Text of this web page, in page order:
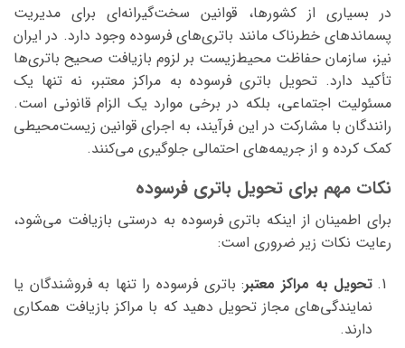
در بسیاری از کشورها، قوانین سخت‌گیرانه‌ای برای مدیریت
پسماندهای خطرناک مانند باتری‌های فرسوده وجود دارد. در ایران
نیز، سازمان حفاظت محیط‌زیست بر لزوم بازیافت صحیح باتری‌ها
تأکید دارد. تحویل باتری فرسوده به مراکز معتبر، نه تنها یک
مسئولیت اجتماعی، بلکه در برخی موارد یک الزام قانونی است.
رانندگان با مشارکت در این فرآیند، به اجرای قوانین زیست‌محیطی
کمک کرده و از جریمه‌های احتمالی جلوگیری می‌کنند.
نکات مهم برای تحویل باتری فرسوده
برای اطمینان از اینکه باتری فرسوده به درستی بازیافت می‌شود،
رعایت نکات زیر ضروری است:
تحویل به مراکز معتبر: باتری فرسوده را تنها به فروشندگان یا
نمایندگی‌های مجاز تحویل دهید که با مراکز بازیافت همکاری
دارند.